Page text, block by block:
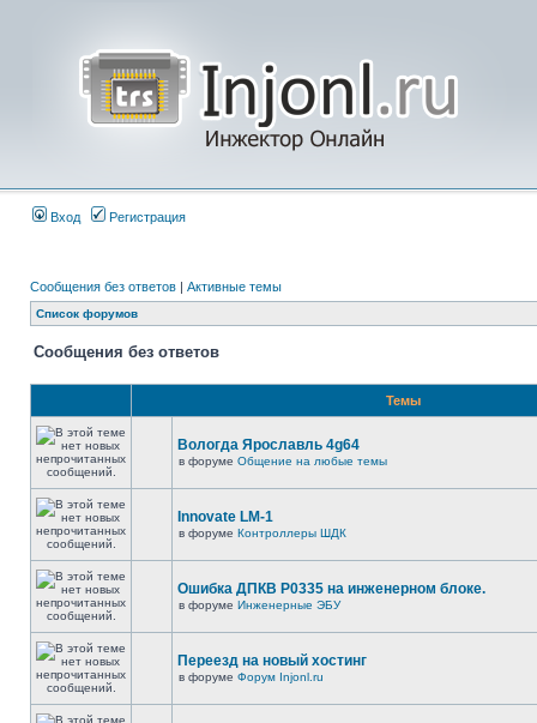
Вход Регистрация
Сообщения без ответов | Активные темы
Список форумов
Сообщения без ответов
Темы
Вологда Ярославль 4g64
в форуме Общение на любые темы
Innovate LM-1
в форуме Контроллеры ШДК
Ошибка ДПКВ Р0335 на инженерном блоке.
в форуме Инженерные ЭБУ
Переезд на новый хостинг
в форуме Форум Injonl.ru